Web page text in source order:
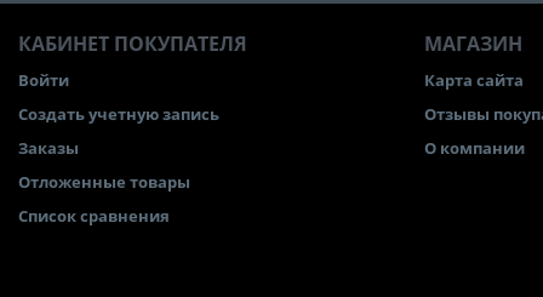
КАБИНЕТ ПОКУПАТЕЛЯ
Войти
Создать учетную запись
Заказы
Отложенные товары
Список сравнения
МАГАЗИН
Карта сайта
Отзывы
О компании